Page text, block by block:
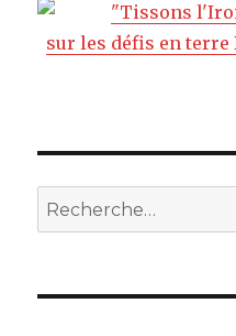
"Tissons
sur les défis en terre
Recherche
pour